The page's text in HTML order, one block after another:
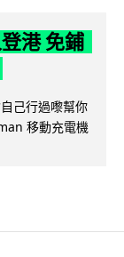
港 免鋪
己行過嚟幫你
移動充電機